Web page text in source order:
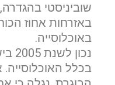
שוביניסטי
באזרחות אחוז
באוכלוסייה.
בכלל